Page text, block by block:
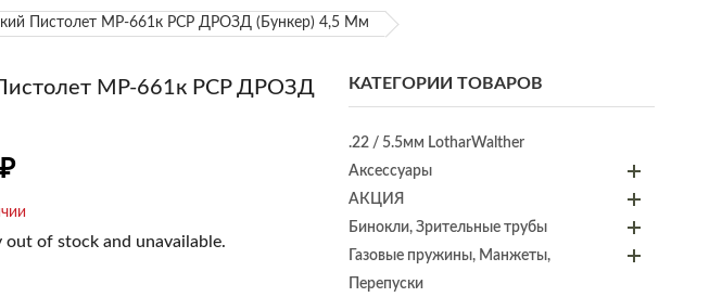
Пистолет МР-661к PCP ДРОЗД (бункер) 4,5 Мм
МР-661к PCP ДРОЗД
₽
of stock and unavailable.
КАТЕГОРИИ ТОВАРОВ
.22 / 5.5мм LotharWalther
Аксессуары
АКЦИЯ
Бинокли, Зрительные трубы
Газовые пружины, Манжеты,
Перепуски